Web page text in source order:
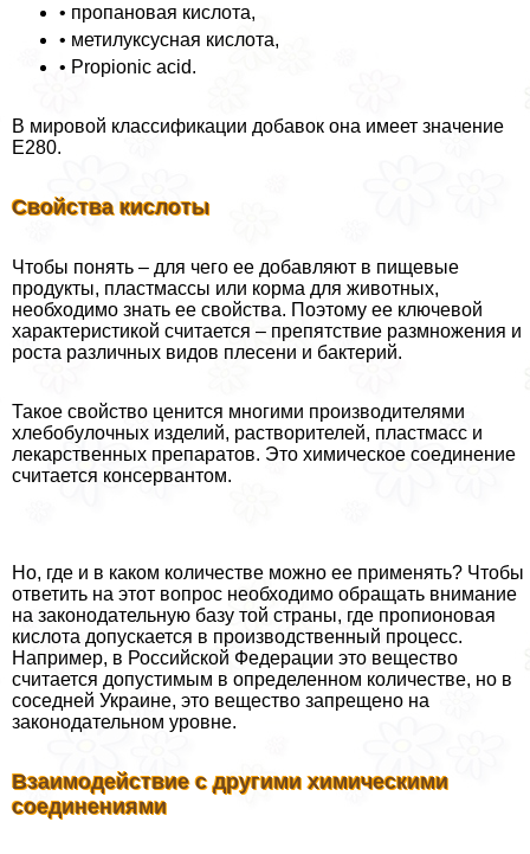
• пропановая кислота,
• метилуксусная кислота,
• Propionic acid.
В мировой классификации добавок она имеет значение
E280.
Свойства кислоты
Чтобы понять – для чего ее добавляют в пищевые
продукты, пластмассы или корма для животных,
необходимо знать ее свойства. Поэтому ее ключевой
хаpaктеристикой считается – препятствие размножения и
роста различных видов плесени и бактерий.
Такое свойство ценится многими производителями
хлебобулочных изделий, растворителей, пластмасс и
лекарственных препаратов. Это химическое соединение
считается консервантом.
Но, где и в каком количестве можно ее применять? Чтобы
ответить на этот вопрос необходимо обращать внимание
на законодательную базу той страны, где пропионовая
кислота допускается в производственный процесс.
Например, в Российской Федерации это вещество
считается допустимым в определенном количестве, но в
соседней Украине, это вещество запрещено на
законодательном уровне.
Взаимодействие с другими химическими
соединениями